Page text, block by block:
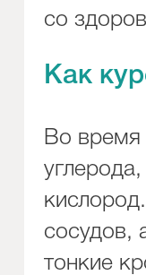
со
Как
Во время
сосудов,
тонкие